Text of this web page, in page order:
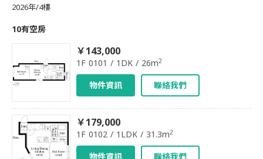
2026年/4樓
10有空房
￥143,000
1F 0101 / 1DK / 26m2
物件資訊 聯絡我們
￥179,000
1F 0102 / 1LDK / 31.3m2
物件資訊 聯絡我們